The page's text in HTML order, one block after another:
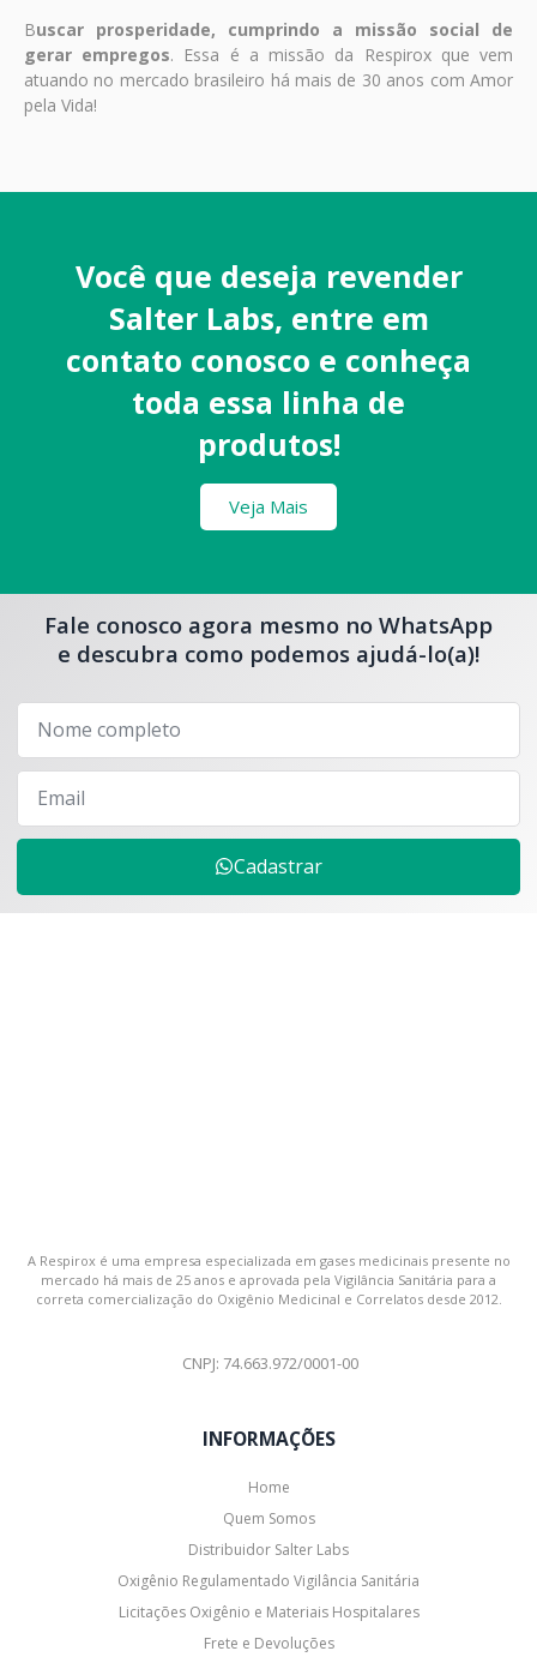
Buscar prosperidade, cumprindo a missão social de
gerar empregos. Essa é a missão da Respirox que vem
atuando no mercado brasileiro há mais de 30 anos com Amor
pela Vida!
Você que deseja revender
Salter Labs, entre em
contato conosco e conheça
toda essa linha de
produtos!
Veja Mais
Fale conosco agora mesmo no WhatsApp
e descubra como podemos ajudá-lo(a)!
Cadastrar
A Respirox é uma empresa especializada em gases medicinais presente no
mercado há mais de 25 anos e aprovada pela Vigilância Sanitária para a
correta comercialização do Oxigênio Medicinal e Correlatos desde 2012.
CNPJ: 74.663.972/0001-00
INFORMAÇÕES
Home
Quem Somos
Distribuidor Salter Labs
Oxigênio Regulamentado Vigilância Sanitária
Licitações Oxigênio e Materiais Hospitalares
Frete e Devoluções